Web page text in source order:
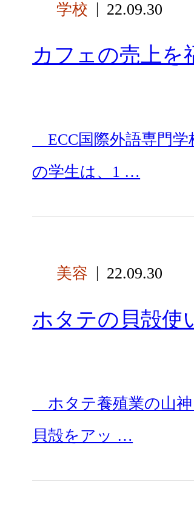
学校 22.09.30
カフェの売上を
ECC国際外語専門学
の学生は、1 …
美容 22.09.30
ホタテの貝殻使
ホタテ養殖業の山神
貝殻をアッ …